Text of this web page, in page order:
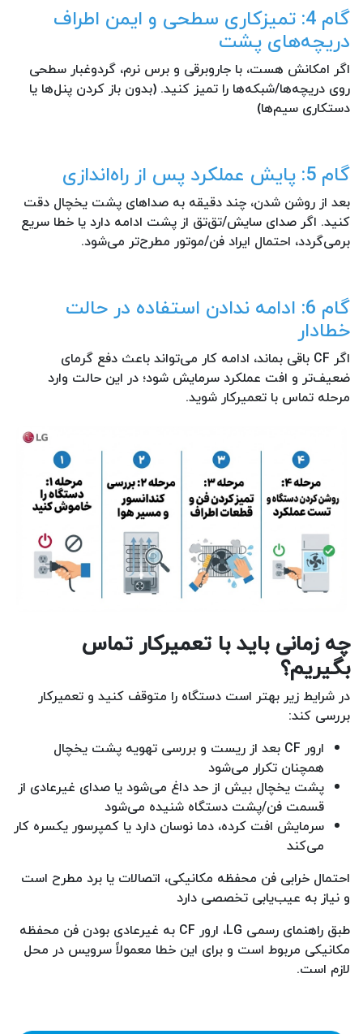
گام 4: تمیزکاری سطحی و ایمن اطراف
دریچه‌های پشت
اگر امکانش هست، با جاروبرقی و برس نرم، گردوغبار سطحی
روی دریچه‌ها/شبکه‌ها را تمیز کنید. (بدون باز کردن پنل‌ها یا
دستکاری سیم‌ها)
گام 5: پایش عملکرد پس از راه‌اندازی
بعد از روشن شدن، چند دقیقه به صداهای پشت یخچال دقت
کنید. اگر صدای سایش/تق‌تق از پشت ادامه دارد یا خطا سریع
برمی‌گردد، احتمال ایراد فن/موتور مطرح‌تر می‌شود.
گام 6: ادامه ندادن استفاده در حالت
خطادار
اگر CF باقی بماند، ادامه کار می‌تواند باعث دفع گرمای
ضعیف‌تر و افت عملکرد سرمایش شود؛ در این حالت وارد
مرحله تماس با تعمیرکار شوید.
چه زمانی باید با تعمیرکار تماس
بگیریم؟
در شرایط زیر بهتر است دستگاه را متوقف کنید و تعمیرکار
بررسی کند:
ارور CF بعد از ریست و بررسی تهویه پشت یخچال
همچنان تکرار می‌شود
پشت یخچال بیش از حد داغ می‌شود یا صدای غیرعادی از
قسمت فن/پشت دستگاه شنیده می‌شود
سرمایش افت کرده، دما نوسان دارد یا کمپرسور یکسره کار
می‌کند
احتمال خرابی فن محفظه مکانیکی، اتصالات یا برد مطرح است
و نیاز به عیب‌یابی تخصصی دارد
طبق راهنمای رسمی LG، ارور CF به غیرعادی بودن فن محفظه
مکانیکی مربوط است و برای این خطا معمولاً سرویس در محل
لازم است.